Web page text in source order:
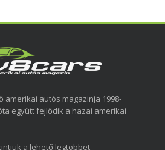
amerikai autós magazinja 1998-
együtt fejlődik a hazai amerikai
a lehető legtöbbet